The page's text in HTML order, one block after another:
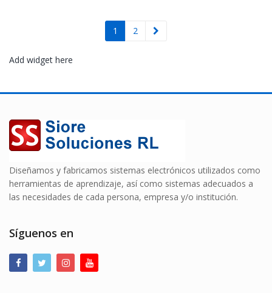
1 2
Add widget here
Diseñamos y fabricamos sistemas electrónicos utilizados como
herramientas de aprendizaje, así como sistemas adecuados a
las necesidades de cada persona, empresa y/o institución.
Síguenos en